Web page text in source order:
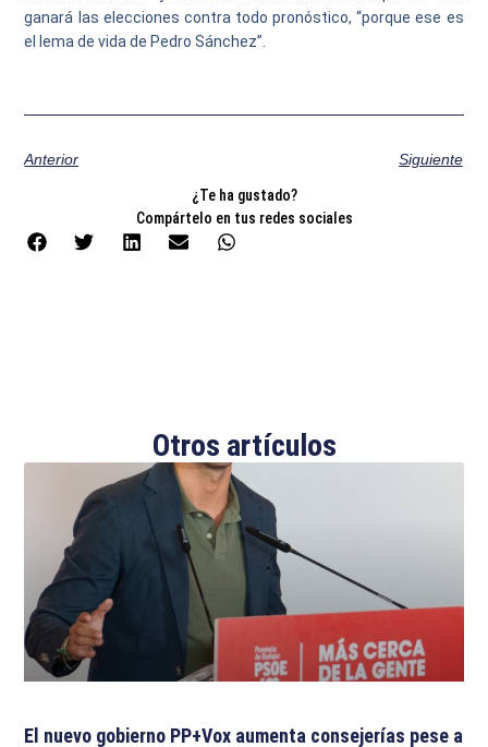
ganará las elecciones contra todo pronóstico, “porque ese es
el lema de vida de Pedro Sánchez”.
Anterior Siguiente
¿Te ha gustado?
Compártelo en tus redes sociales
Otros artículos
El nuevo gobierno PP+Vox aumenta consejerías pese a